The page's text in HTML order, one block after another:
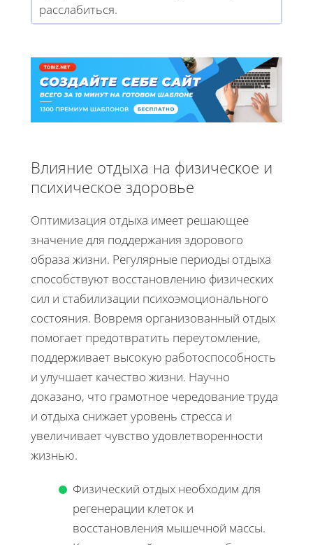
расслабиться.
Влияние отдыха на физическое и
психическое здоровье
Оптимизация отдыха имеет решающее
значение для поддержания здорового
образа жизни. Регулярные периоды отдыха
способствуют восстановлению физических
сил и стабилизации психоэмоционального
состояния. Вовремя организованный отдых
помогает предотвратить переутомление,
поддерживает высокую работоспособность
и улучшает качество жизни. Научно
доказано, что грамотное чередование труда
и отдыха снижает уровень стресса и
увеличивает чувство удовлетворенности
жизнью.
Физический отдых необходим для
регенерации клеток и
восстановления мышечной массы.